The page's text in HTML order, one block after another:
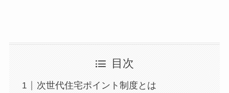
目次
次世代住宅ポイント制度とは